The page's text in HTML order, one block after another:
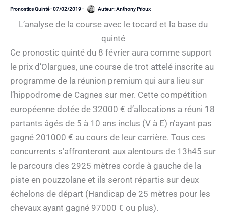
Pronostics Quinté-07/02/2019- Auteur :Anthony Prioux
L’analyse de la course avec le tocard et la base du
quinté
Ce pronostic quinté du 8 février aura comme support
le prix d’Olargues, une course de trot attelé inscrite au
programme de la réunion premium qui aura lieu sur
l’hippodrome de Cagnes sur mer. Cette compétition
européenne dotée de 32000 € d’allocations a réuni 18
partants âgés de 5 à 10 ans inclus (V à E) n’ayant pas
gagné 201000 € au cours de leur carrière. Tous ces
concurrents s’affronteront aux alentours de 13h45 sur
le parcours des 2925 mètres corde à gauche de la
piste en pouzzolane et ils seront répartis sur deux
échelons de départ (Handicap de 25 mètres pour les
chevaux ayant gagné 97000 € ou plus).